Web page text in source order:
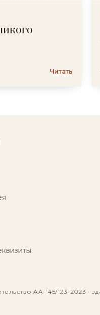
Читать
АА-145/123-2023 ·